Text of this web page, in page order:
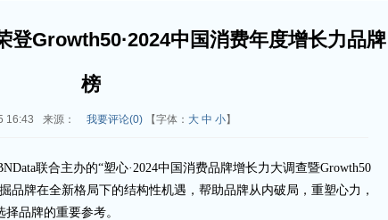
登Growth50·2024中国消费年度增长力品牌
榜
16:43 来源： 我要评论(0)【字体： 大 中 小】
联合主办的“塑心·2024中国消费品牌增长力大调查暨Growth50
品牌在全新格局下的结构性机遇，帮助品牌从内破局，重塑心力，
品牌的重要参考。